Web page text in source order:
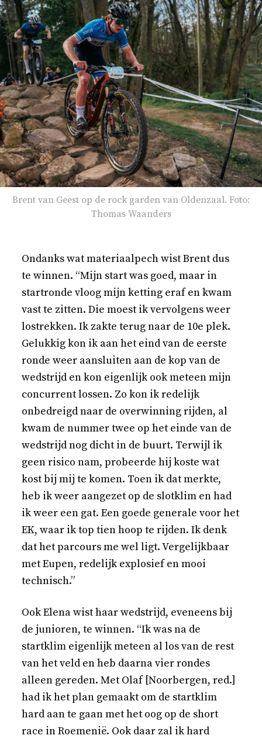
Brent van Geest op de rock garden van Oldenzaal. Foto:
Thomas Waanders
Ondanks wat materiaalpech wist Brent dus
te winnen. “Mijn start was goed, maar in
startronde vloog mijn ketting eraf en kwam
vast te zitten. Die moest ik vervolgens weer
lostrekken. Ik zakte terug naar de 10e plek.
Gelukkig kon ik aan het eind van de eerste
ronde weer aansluiten aan de kop van de
wedstrijd en kon eigenlijk ook meteen mijn
concurrent lossen. Zo kon ik redelijk
onbedreigd naar de overwinning rijden, al
kwam de nummer twee op het einde van de
wedstrijd nog dicht in de buurt. Terwijl ik
geen risico nam, probeerde hij koste wat
kost bij mij te komen. Toen ik dat merkte,
heb ik weer aangezet op de slotklim en had
ik weer een gat. Een goede generale voor het
EK, waar ik top tien hoop te rijden. Ik denk
dat het parcours me wel ligt. Vergelijkbaar
met Eupen, redelijk explosief en mooi
technisch.”
Ook Elena wist haar wedstrijd, eveneens bij
de junioren, te winnen. “Ik was na de
startklim eigenlijk meteen al los van de rest
van het veld en heb daarna vier rondes
alleen gereden. Met Olaf [Noorbergen, red.]
had ik het plan gemaakt om de startklim
hard aan te gaan met het oog op de short
race in Roemenië. Ook daar zal ik hard